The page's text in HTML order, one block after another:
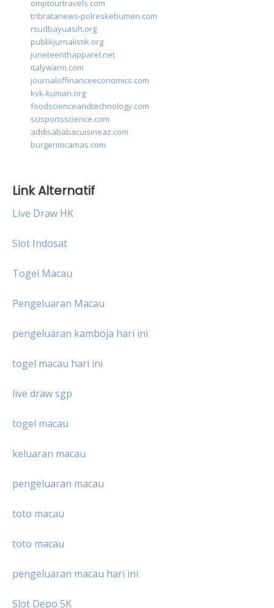
omptourtravels.com
tribratanews-polreskebumen.com
rsudbayuasih.org
publikjurnalistik.org
juneteenthapparel.net
italywarm.com
journaloffinanceeconomics.com
kvk-kumari.org
foodscienceandtechnology.com
scisportsscience.com
addisababacuisineaz.com
burgerimcamas.com
Link Alternatif
Live Draw HK
Slot Indosat
Togel Macau
Pengeluaran Macau
pengeluaran kamboja hari ini
togel macau hari ini
live draw sgp
togel macau
keluaran macau
pengeluaran macau
toto macau
toto macau
pengeluaran macau hari ini
Slot Depo 5K